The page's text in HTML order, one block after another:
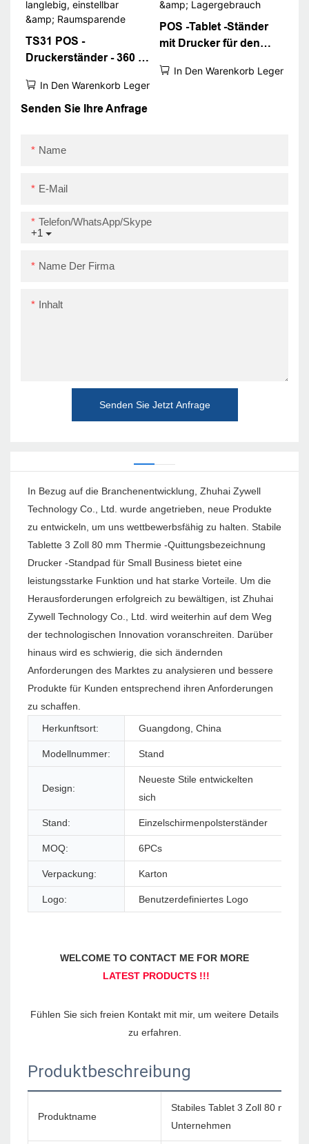
TS31 POS -
Druckerständer - 360 °
Ständer - langlebig,
einstellbar &
In Den Warenkorb Legen
POS -Tablet -Ständer
mit Drucker für den
& Lagergebrauch
In Den Warenkorb Legen
Senden Sie Ihre Anfrage
Name
E-Mail
+1
Telefon/WhatsApp/Skype
Name Der Firma
Inhalt
Senden Sie Jetzt Anfrage
In Bezug auf die Branchenentwicklung, Zhuhai Zywell
Technology Co., Ltd. wurde angetrieben, neue Produkte
zu entwickeln, um uns wettbewerbsfähig zu halten. Stabile
Tablette 3 Zoll 80 mm Thermie -Quittungsbezeichnung
Drucker -Standpad für Small Business bietet eine
leistungsstarke Funktion und hat starke Vorteile. Um die
Herausforderungen erfolgreich zu bewältigen, ist Zhuhai
Zywell Technology Co., Ltd. wird weiterhin auf dem Weg
der technologischen Innovation voranschreiten. Darüber
hinaus wird es schwierig, die sich ändernden
Anforderungen des Marktes zu analysieren und bessere
Produkte für Kunden entsprechend ihren Anforderungen
zu schaffen.
Herkunftsort:
Guangdong, China
Modellnummer: Stand
Design:
Neueste Stile entwickelten
sich
Stand: Einzelschirmenpolsterständer
MOQ: 6PCs
Verpackung: Karton
Logo: Benutzerdefiniertes Logo
Fühlen Sie sich freien Kontakt mit mir, um weitere Details
Produktbeschreibung
Produktname
Stabiles Tablet 3 Zoll 80 mm
Unternehmen